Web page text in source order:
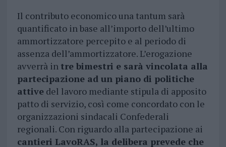
Il contributo economico una tantum sarà
quantificato in base all’importo dell’ultimo
ammortizzatore percepito e al periodo di
assenza dell’ammortizzatore. L’erogazione
avverrà in tre bimestri e sarà vincolata alla
partecipazione ad un piano di politiche
attivedel lavoro mediante stipula di apposito
patto di servizio, così come concordato con le
organizzazioni sindacali Confederali
regionali. Con riguardo alla partecipazione ai
cantieri LavoRAS, la delibera prevede che